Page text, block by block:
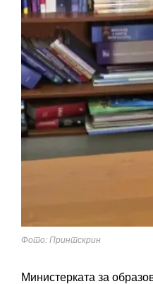
Фото: Принтскрин
Министерката за